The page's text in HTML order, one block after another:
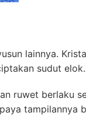
lainnya.
sudut elok.
ruwet berlaku
tampilannya